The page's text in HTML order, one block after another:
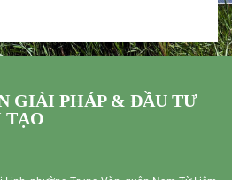
GIẢI PHÁP & ĐẦU TƯ
TẠO